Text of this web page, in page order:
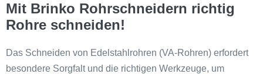
Mit Brinko Rohrschneidern richtig
Rohre schneiden!
Das Schneiden von Edelstahlrohren (VA-Rohren) erfordert
besondere Sorgfalt und die richtigen Werkzeuge, um